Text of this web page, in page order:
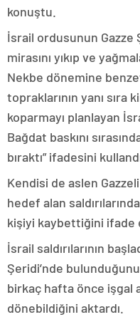
konuştu.
İsrail ordusunun Gazze
mirasını yıkıp ve
Nekbe dönemine
topraklarının yanı
koparmayı planlayan
Bağdat baskını
bıraktı” ifadesini
Kendisi de aslen
hedef alan
kişiyi kaybettiğini ifade
İsrail saldırılarının
Şeridi’nde
birkaç hafta önce işgal
dönebildiğini aktardı.